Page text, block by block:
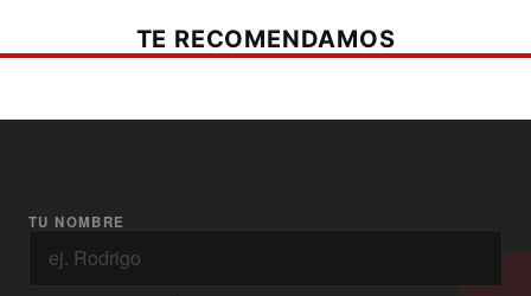
TE RECOMENDAMOS
TU NOMBRE